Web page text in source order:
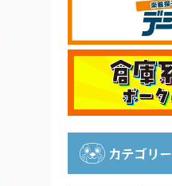
カテゴリー